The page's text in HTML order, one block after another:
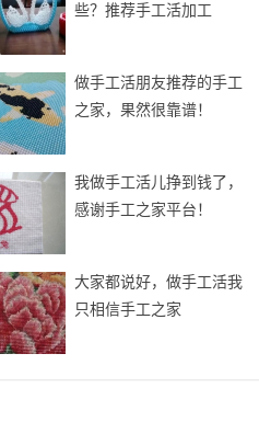
些？推荐手工活加工
做手工活朋友推荐的手工
之家，果然很靠谱！
我做手工活儿挣到钱了，
感谢手工之家平台！
大家都说好，做手工活我
只相信手工之家